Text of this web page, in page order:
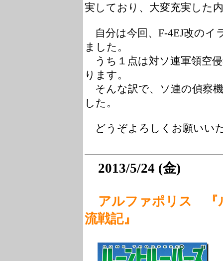
実しており、大変充実した
自分は今回、F-4EJ改のイ
ました。
うち１点は対ソ連軍領空
ります。
そんな訳で、ソ連の偵察
した。
どうぞよろしくお願いい
2013/5/24 (金)
アルファポリス 『
流戦記』